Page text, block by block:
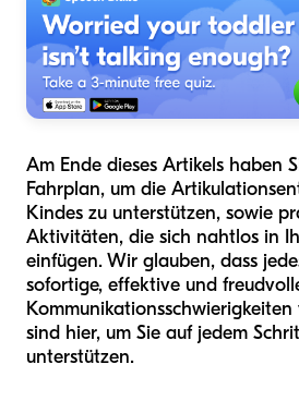
Am Ende dieses Artikels haben
Fahrplan, um die
Kindes zu unterstützen, sowie
Aktivitäten, die sich nahtlos in
einfügen. Wir glauben, dass
sofortige, effektive und
sind hier, um Sie auf jedem
unterstützen.